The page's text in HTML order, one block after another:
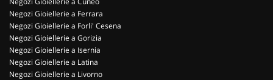
Negozi Gioiellerie a Ferrara
Negozi Gioiellerie a Forli' Cesena
Negozi Gioiellerie a Gorizia
Negozi Gioiellerie a Isernia
Negozi Gioiellerie a Latina
Negozi Gioiellerie a Livorno